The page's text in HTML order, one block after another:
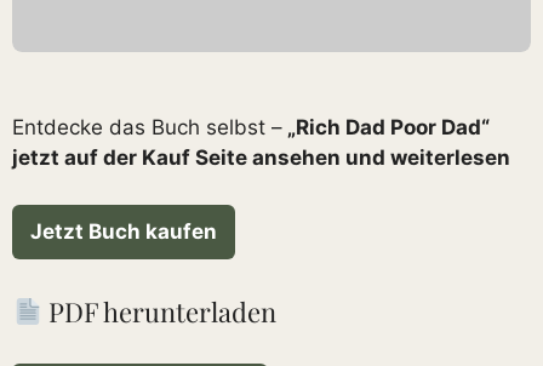
Entdecke das Buch selbst – „Rich Dad Poor Dad“
jetzt auf der Kauf Seite ansehen und weiterlesen
Jetzt Buch kaufen
PDF herunterladen